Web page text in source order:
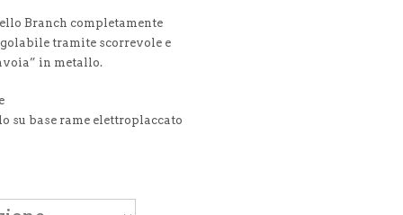
Branch completamente
tramite scorrevole e
in metallo.
su base rame elettroplaccato